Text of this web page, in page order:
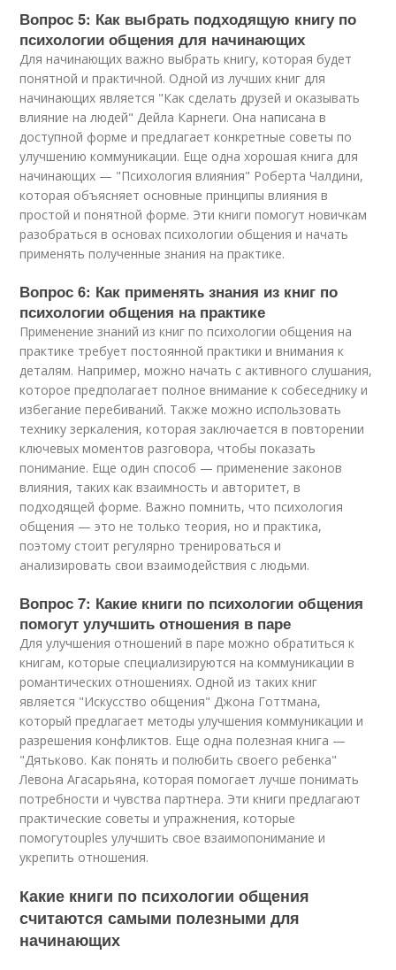
Вопрос 5: Как выбрать подходящую книгу по
психологии общения для начинающих
Для начинающих важно выбрать книгу, которая будет
понятной и практичной. Одной из лучших книг для
начинающих является "Как сделать друзей и оказывать
влияние на людей" Дейла Карнеги. Она написана в
доступной форме и предлагает конкретные советы по
улучшению коммуникации. Еще одна хорошая книга для
начинающих — "Психология влияния" Роберта Чалдини,
которая объясняет основные принципы влияния в
простой и понятной форме. Эти книги помогут новичкам
разобраться в основах психологии общения и начать
применять полученные знания на практике.
Вопрос 6: Как применять знания из книг по
психологии общения на практике
Применение знаний из книг по психологии общения на
практике требует постоянной практики и внимания к
деталям. Например, можно начать с активного слушания,
которое предполагает полное внимание к собеседнику и
избегание перебиваний. Также можно использовать
технику зеркаления, которая заключается в повторении
ключевых моментов разговора, чтобы показать
понимание. Еще один способ — применение законов
влияния, таких как взаимность и авторитет, в
подходящей форме. Важно помнить, что психология
общения — это не только теория, но и практика,
поэтому стоит регулярно тренироваться и
анализировать свои взаимодействия с людьми.
Вопрос 7: Какие книги по психологии общения
помогут улучшить отношения в паре
Для улучшения отношений в паре можно обратиться к
книгам, которые специализируются на коммуникации в
романтических отношениях. Одной из таких книг
является "Искусство общения" Джона Готтмана,
который предлагает методы улучшения коммуникации и
разрешения конфликтов. Еще одна полезная книга —
"Дятьково. Как понять и полюбить своего ребенка"
Левона Агасарьяна, которая помогает лучше понимать
потребности и чувства партнера. Эти книги предлагают
практические советы и упражнения, которые
помогутouples улучшить свое взаимопонимание и
укрепить отношения.
Какие книги по психологии общения
считаются самыми полезными для
начинающих